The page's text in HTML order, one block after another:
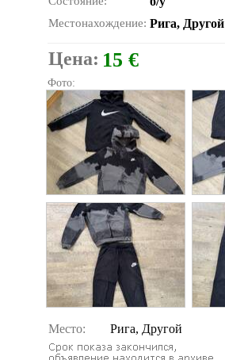
Местонахождение: Рига, Другой
Цена: 15 €
Фото:
Место: Рига, Другой